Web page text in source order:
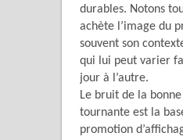
durables. Notons
achète l’image du
souvent son
qui lui peut varier
jour à l’autre.
Le bruit de la
tournante est la
promotion